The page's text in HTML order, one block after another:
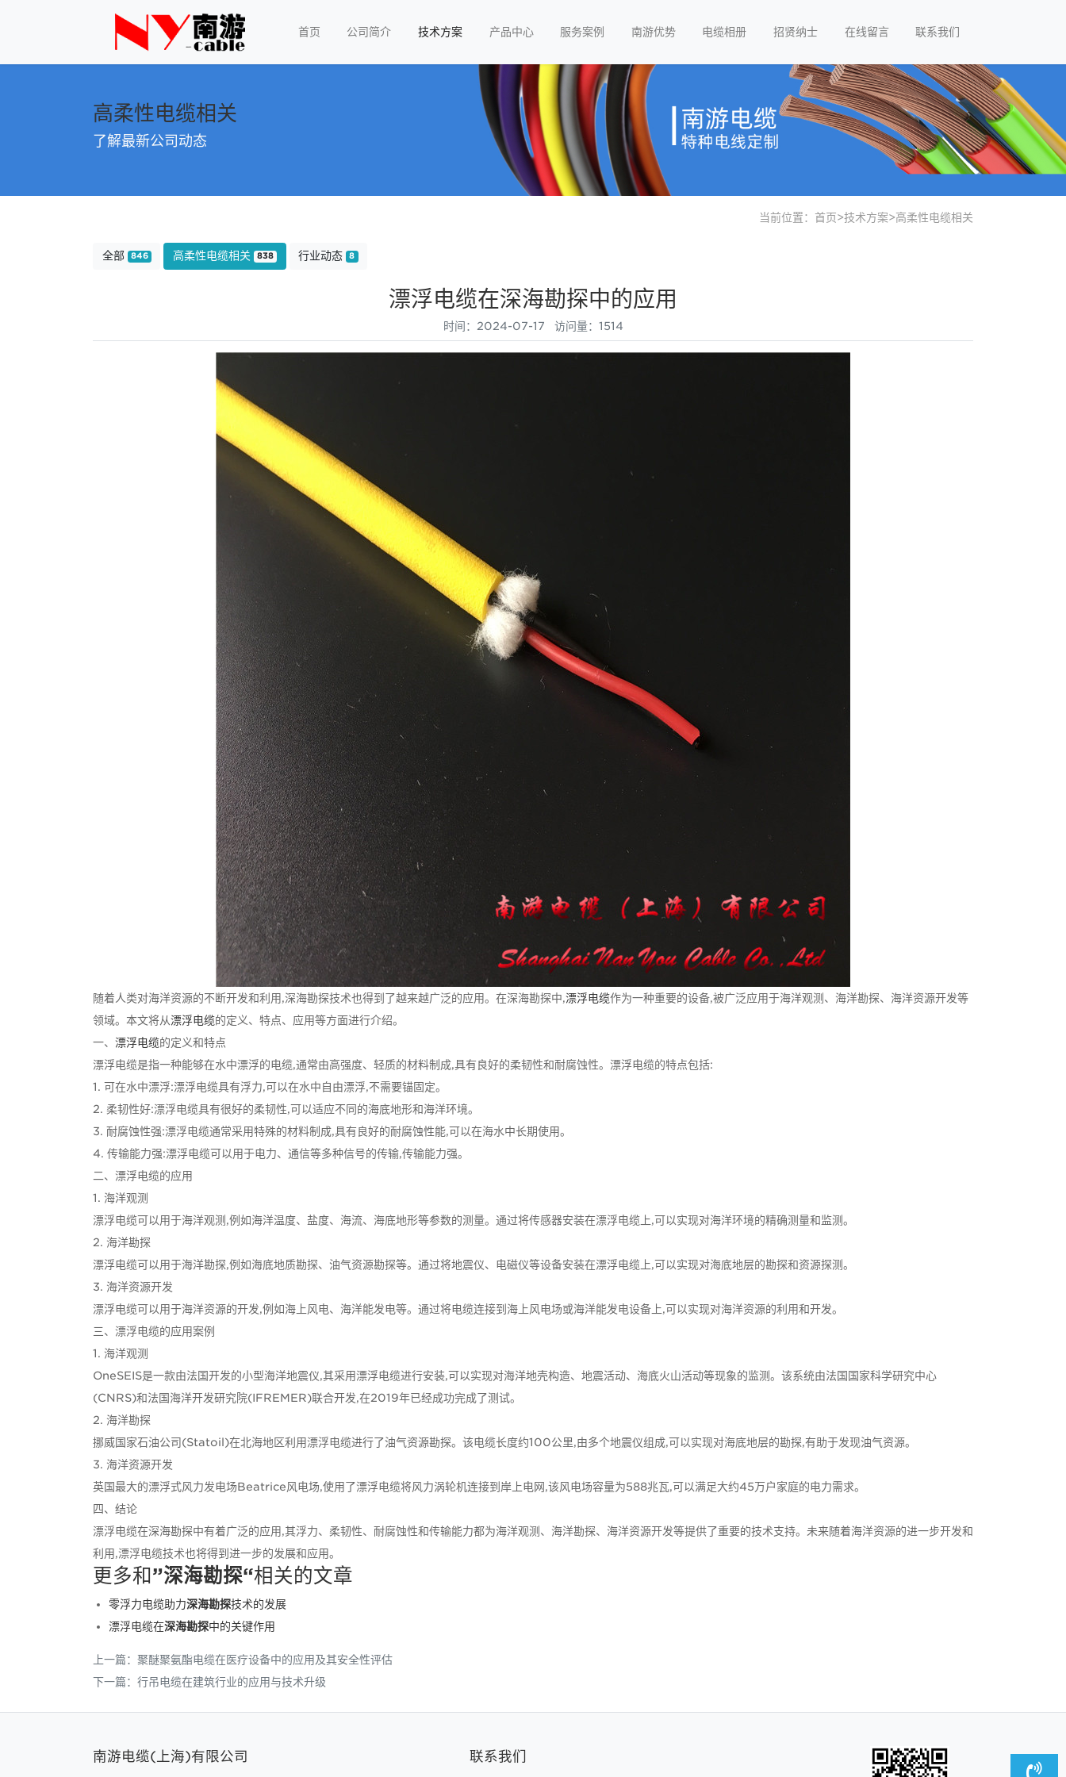
首页 公司简介 技术方案 产品中心 服务案例 南游优势 电缆相册 招贤纳士 在线留言 联系我们
高柔性电缆相关
了解最新公司动态
当前位置： 首页>技术方案>高柔性电缆相关
全部 846 高柔性电缆相关 838 行业动态 8
漂浮电缆在深海勘探中的应用
时间：2024-07-17 访问量：1514
随着人类对海洋资源的不断开发和利用,深海勘探技术也得到了越来越广泛的应用。在深海勘探中,漂浮电缆作为一种重要的设备,被广泛应用于海洋观测、海洋勘探、海洋资源开发等
领域。本文将从漂浮电缆的定义、特点、应用等方面进行介绍。
一、 漂浮电缆的定义和特点
漂浮电缆是指一种能够在水中漂浮的电缆,通常由高强度、轻质的材料制成,具有良好的柔韧性和耐腐蚀性。漂浮电缆的特点包括:
1. 可在水中漂浮:漂浮电缆具有浮力,可以在水中自由漂浮,不需要锚固定。
2. 柔韧性好:漂浮电缆具有很好的柔韧性,可以适应不同的海底地形和海洋环境。
3. 耐腐蚀性强:漂浮电缆通常采用特殊的材料制成,具有良好的耐腐蚀性能,可以在海水中长期使用。
4. 传输能力强:漂浮电缆可以用于电力、通信等多种信号的传输,传输能力强。
二、漂浮电缆的应用
1. 海洋观测
漂浮电缆可以用于海洋观测,例如海洋温度、盐度、海流、海底地形等参数的测量。通过将传感器安装在漂浮电缆上,可以实现对海洋环境的精确测量和监测。
2. 海洋勘探
漂浮电缆可以用于海洋勘探,例如海底地质勘探、油气资源勘探等。通过将地震仪、电磁仪等设备安装在漂浮电缆上,可以实现对海底地层的勘探和资源探测。
3. 海洋资源开发
漂浮电缆可以用于海洋资源的开发,例如海上风电、海洋能发电等。通过将电缆连接到海上风电场或海洋能发电设备上,可以实现对海洋资源的利用和开发。
三、漂浮电缆的应用案例
1. 海洋观测
OneSEIS是一款由法国开发的小型海洋地震仪,其采用漂浮电缆进行安装,可以实现对海洋地壳构造、地震活动、海底火山活动等现象的监测。该系统由法国国家科学研究中心
(CNRS)和法国海洋开发研究院(IFREMER)联合开发,在2019年已经成功完成了测试。
2. 海洋勘探
挪威国家石油公司(Statoil)在北海地区利用漂浮电缆进行了油气资源勘探。该电缆长度约100公里,由多个地震仪组成,可以实现对海底地层的勘探,有助于发现油气资源。
3. 海洋资源开发
英国最大的漂浮式风力发电场Beatrice风电场,使用了漂浮电缆将风力涡轮机连接到岸上电网,该风电场容量为588兆瓦,可以满足大约45万户家庭的电力需求。
四、结论
漂浮电缆在深海勘探中有着广泛的应用,其浮力、柔韧性、耐腐蚀性和传输能力都为海洋观测、海洋勘探、海洋资源开发等提供了重要的技术支持。未来随着海洋资源的进一步开发和
利用,漂浮电缆技术也将得到进一步的发展和应用。
更多和”深海勘探“相关的文章
零浮力电缆助力深海勘探技术的发展
漂浮电缆在深海勘探中的关键作用
上一篇： 聚醚聚氨酯电缆在医疗设备中的应用及其安全性评估
下一篇： 行吊电缆在建筑行业的应用与技术升级
南游电缆(上海)有限公司 联系我们